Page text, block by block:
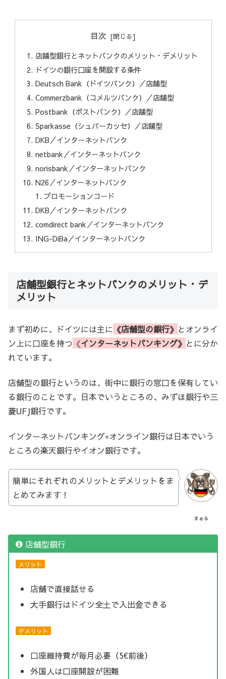
目次
店舗型銀行とネットバンクのメリット・デメリット
ドイツの銀行口座を開設する条件
Deutsch Bank（ドイツバンク）／店舗型
Commerzbank（コメルツバンク）／店舗型
Postbank（ポストバンク）／店舗型
Sparkasse（シュパーカッセ）／店舗型
DKB／インターネットバンク
netbank／インターネットバンク
norisbank／インターネットバンク
N26／インターネットバンク
プロモーションコード
DKB／インターネットバンク
comdirect bank／インターネットバンク
ING-DiBa／インターネットバンク
店舗型銀行とネットバンクのメリット・デ
メリット
まず初めに、ドイツには主に 《店舗型の銀行》 とオンライ
ン上に口座を持つ 《インターネットバンキング》 とに分か
れています。
店舗型の銀行というのは、街中に銀行の窓口を保有してい
る銀行のことです。日本でいうところの、みずほ銀行や三
菱UFJ銀行です。
インターネットバンキング=オンライン銀行は日本でいう
ところの楽天銀行やイオン銀行です。
まぁる
簡単にそれぞれのメリットとデメリットをま
とめてみます！
店舗型銀行
メリット
店舗で直接話せる
大手銀行はドイツ全土で入出金できる
デメリット
口座維持費が毎月必要（5€前後）
外国人は口座開設が困難